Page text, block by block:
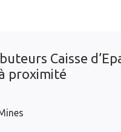
Caisse
proximité